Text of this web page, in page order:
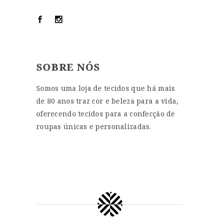
SOBRE NÓS
Somos uma loja de tecidos que há mais
de 80 anos traz cor e beleza para a vida,
oferecendo tecidos para a confecção de
roupas únicas e personalizadas.